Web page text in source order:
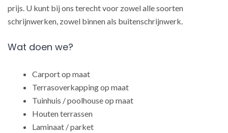
prijs. U kunt bij ons terecht voor zowel alle soorten
schrijnwerken, zowel binnen als buitenschrijnwerk.
Wat doen we?
Carport op maat
Terrasoverkapping op maat
Tuinhuis / poolhouse op maat
Houten terrassen
Laminaat / parket